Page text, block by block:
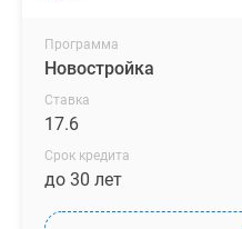
Программа
Новостройка
Ставка
17.6
Срок кредита
до 30 лет